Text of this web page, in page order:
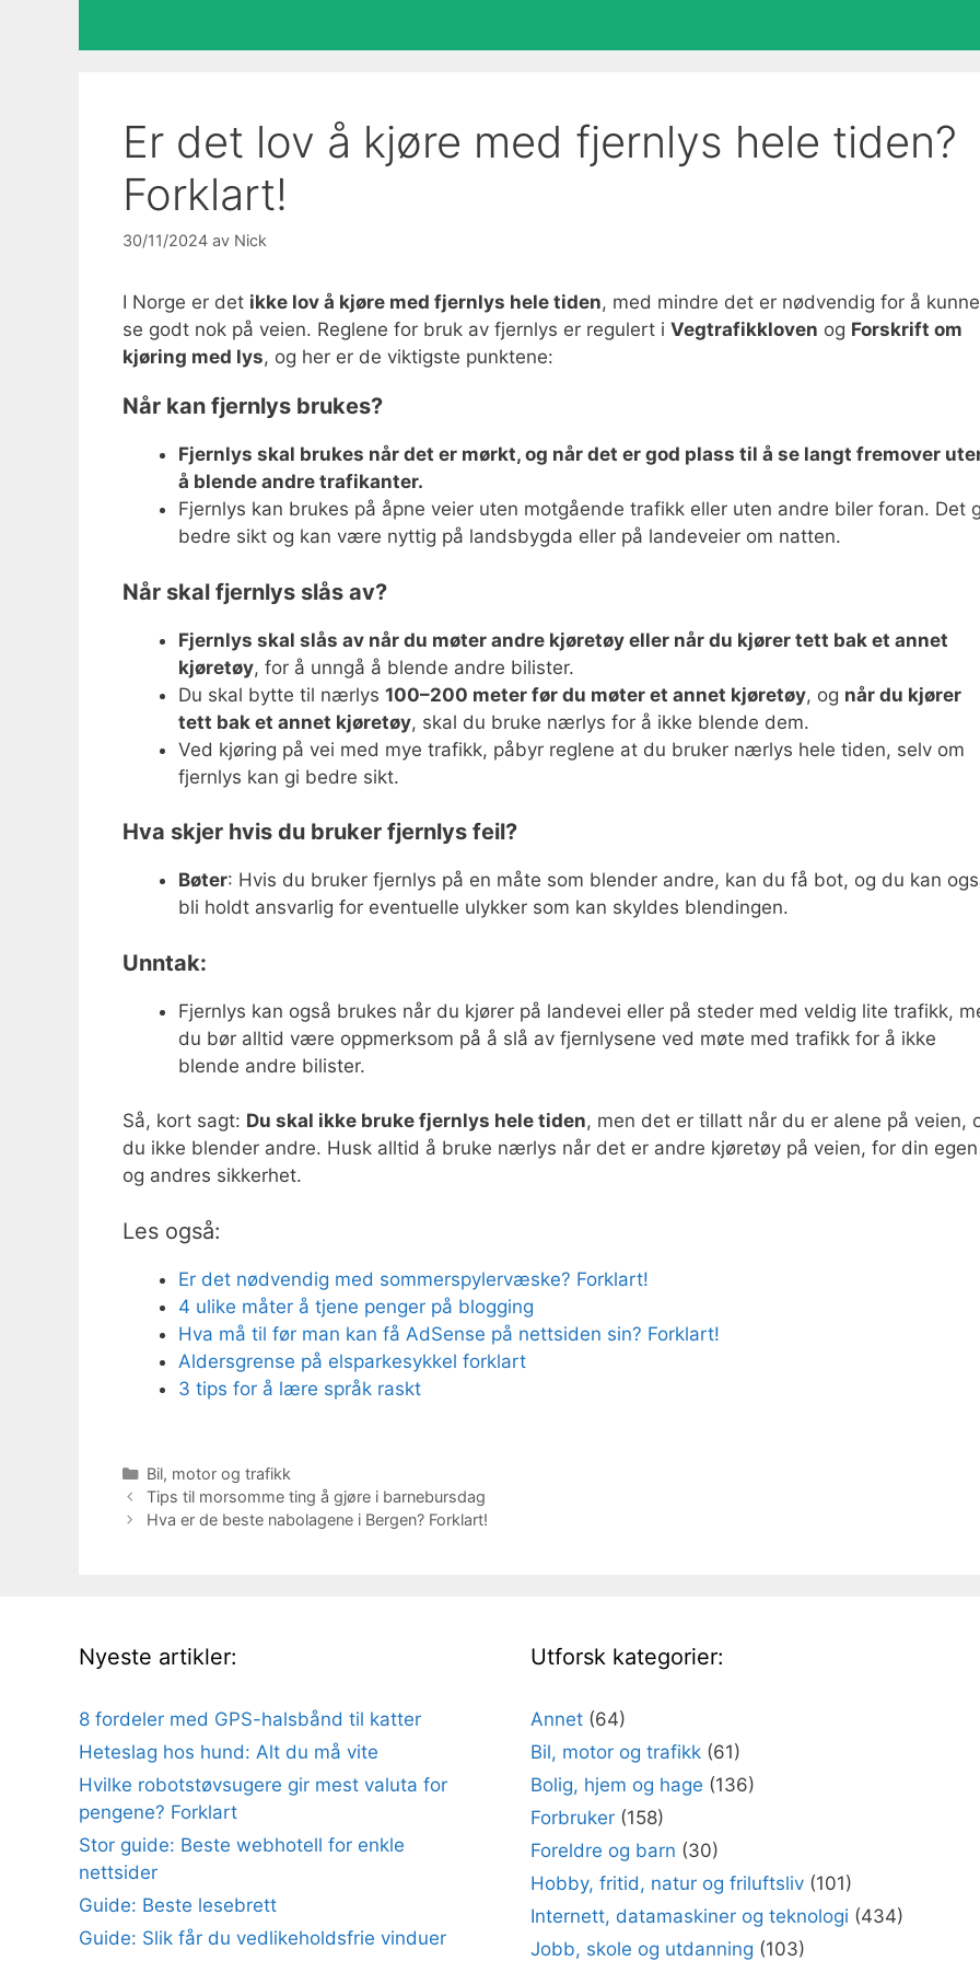
Er det lov å kjøre med fjernlys hele tiden?
Forklart!
30/11/2024 av Nick
I Norge er det ikke lov å kjøre med fjernlys hele tiden, med mindre det er nødvendig for å kunne
se godt nok på veien. Reglene for bruk av fjernlys er regulert i Vegtrafikkloven og Forskrift om
kjøring med lys, og her er de viktigste punktene:
Når kan fjernlys brukes?
Fjernlys skal brukes når det er mørkt, og når det er god plass til å se langt fremover
å blende andre trafikanter.
Fjernlys kan brukes på åpne veier uten motgående trafikk eller uten andre biler foran. Det
bedre sikt og kan være nyttig på landsbygda eller på landeveier om natten.
Når skal fjernlys slås av?
Fjernlys skal slås av når du møter andre kjøretøy eller når du kjører tett bak et annet
kjøretøy, for å unngå å blende andre bilister.
Du skal bytte til nærlys 100–200 meter før du møter et annet kjøretøy, og når du kjører
tett bak et annet kjøretøy, skal du bruke nærlys for å ikke blende dem.
Ved kjøring på vei med mye trafikk, påbyr reglene at du bruker nærlys hele tiden, selv om
fjernlys kan gi bedre sikt.
Hva skjer hvis du bruker fjernlys feil?
Bøter: Hvis du bruker fjernlys på en måte som blender andre, kan du få bot, og du kan
bli holdt ansvarlig for eventuelle ulykker som kan skyldes blendingen.
Unntak:
Fjernlys kan også brukes når du kjører på landevei eller på steder med veldig lite trafikk,
du bør alltid være oppmerksom på å slå av fjernlysene ved møte med trafikk for å ikke
blende andre bilister.
Så, kort sagt: Du skal ikke bruke fjernlys hele tiden, men det er tillatt når du er alene på veien,
du ikke blender andre. Husk alltid å bruke nærlys når det er andre kjøretøy på veien, for din egen
og andres sikkerhet.
Les også:
Er det nødvendig med sommerspylervæske? Forklart!
4 ulike måter å tjene penger på blogging
Hva må til før man kan få AdSense på nettsiden sin? Forklart!
Aldersgrense på elsparkesykkel forklart
3 tips for å lære språk raskt
Kategorier
Bil, motor og trafikk
Tips til morsomme ting å gjøre i barnebursdag
Hva er de beste nabolagene i Bergen? Forklart!
Nyeste artikler:
8 fordeler med GPS-halsbånd til katter
Heteslag hos hund: Alt du må vite
Hvilke robotstøvsugere gir mest valuta for
pengene? Forklart
Stor guide: Beste webhotell for enkle
nettsider
Guide: Beste lesebrett
Guide: Slik får du vedlikeholdsfrie vinduer
Utforsk kategorier:
Annet (64)
Bil, motor og trafikk (61)
Bolig, hjem og hage (136)
Forbruker (158)
Foreldre og barn (30)
Hobby, fritid, natur og friluftsliv (101)
Internett, datamaskiner og teknologi (434)
Jobb, skole og utdanning (103)